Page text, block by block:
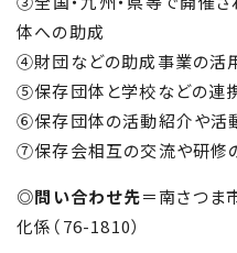
体への助成
④財団などの助成事業の活
⑤保存団体と学校などの連
⑥保存団体の活動紹介や活
⑦保存会相互の交流や研修
◎問い合わせ先＝南さつ
化係（76-1810）